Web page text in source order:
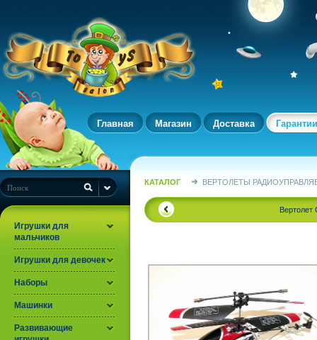
Главная Магазин Доставка Гарантии
Игрушки для
мальчиков
Игрушки для девочек
Наборы
Машинки
Развивающие
КАТАЛОГ ВЕРТОЛЕТЫ